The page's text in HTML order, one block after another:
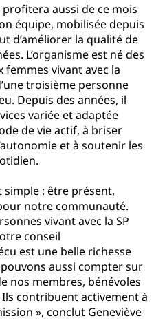
profitera aussi de ce mois
équipe, mobilisée depuis
d’améliorer la qualité de
L’organisme est né des
vivant avec la
troisième personne
Depuis des années, il
variée et adaptée
de vie actif, à briser
et à soutenir les
: être présent,
notre communauté.
vivant avec la SP
conseil
est une belle richesse
aussi compter sur
nos membres, bénévoles
contribuent activement à
», conclut Geneviève